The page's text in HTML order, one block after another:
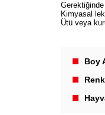
Kimyasal
Ütü veya
Boy
Renk